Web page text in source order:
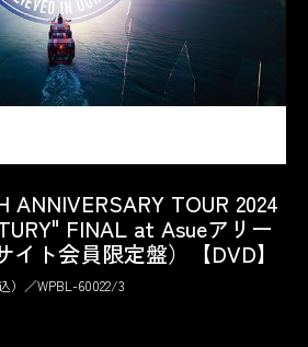
ANNIVERSARY TOUR 2024
FINAL at Asueアリー
ト会員限定盤）【DVD】
）／WPBL-60022/3